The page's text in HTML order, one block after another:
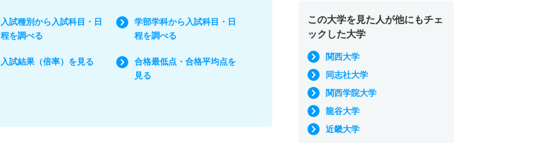
入試種別から入試科目・日
程を調べる
学部学科から入試科目・日
程を調べる
入試結果（倍率）を見る
合格最低点・合格平均点を
見る
この大学を見た人が他にもチェ
ックした大学
関西大学
同志社大学
関西学院大学
龍谷大学
近畿大学